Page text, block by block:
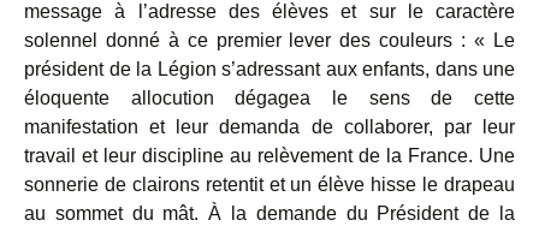
message à l’adresse des élèves et sur le caractère
solennel donné à ce premier lever des couleurs : « Le
président de la Légion s’adressant aux enfants, dans une
éloquente allocution dégagea le sens de cette
manifestation et leur demanda de collaborer, par leur
travail et leur discipline au relèvement de la France. Une
sonnerie de clairons retentit et un élève hisse le drapeau
au sommet du mât. À la demande du Président de la